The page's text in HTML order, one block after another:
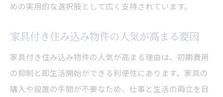
めの実用的な選択肢として広く支持されています。
家具付き住み込み物件の人気が高まる要因
家具付き住み込み物件の人気が高まる理由は、初期費用
の抑制と即生活開始ができる利便性にあります。家具の
購入や設置の手間が不要なため、仕事と生活の両立を目